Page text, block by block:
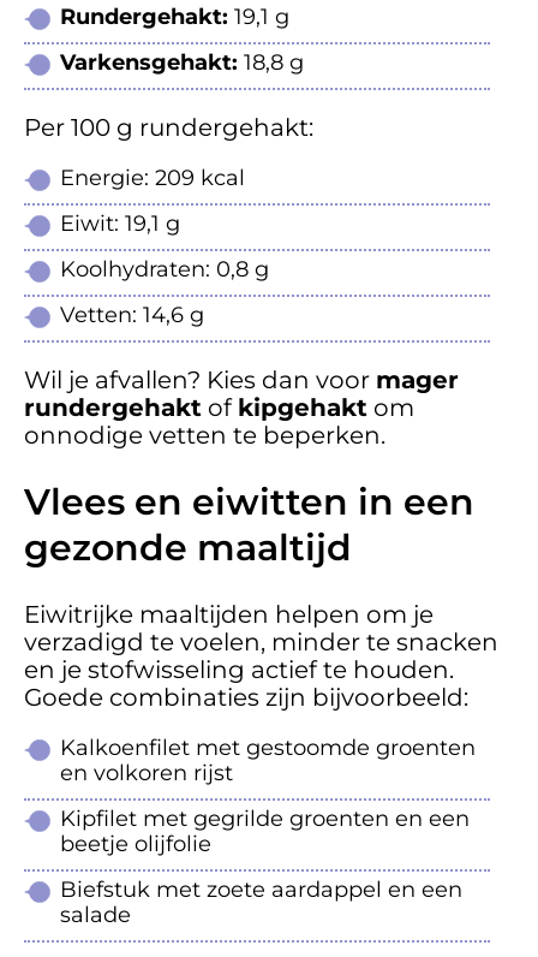
Rundergehakt: 19,1 g
Varkensgehakt: 18,8 g
Per 100 g rundergehakt:
Energie: 209 kcal
Eiwit: 19,1 g
Koolhydraten: 0,8 g
Vetten: 14,6 g
Wil je afvallen? Kies dan voor mager
rundergehakt of kipgehakt om
onnodige vetten te beperken.
Vlees en eiwitten in een
gezonde maaltijd
Eiwitrijke maaltijden helpen om je
verzadigd te voelen, minder te snacken
en je stofwisseling actief te houden.
Goede combinaties zijn bijvoorbeeld:
Kalkoenfilet met gestoomde groenten
en volkoren rijst
Kipfilet met gegrilde groenten en een
beetje olijfolie
Biefstuk met zoete aardappel en een
salade